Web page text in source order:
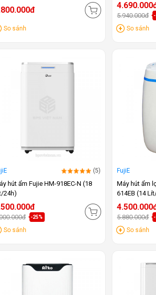
So sánh
5.940.000đ
So sánh
(5)
hút ẩm Fujie HM-918EC-N (18
24h)
-25%
So sánh
FujiE
Máy hút ẩm
614EB (14
5.880.000đ
So sánh